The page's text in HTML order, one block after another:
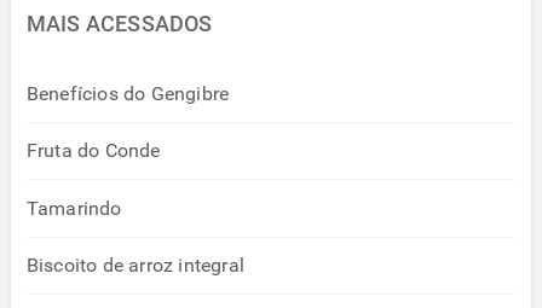
MAIS ACESSADOS
Benefícios do Gengibre
Fruta do Conde
Tamarindo
Biscoito de arroz integral